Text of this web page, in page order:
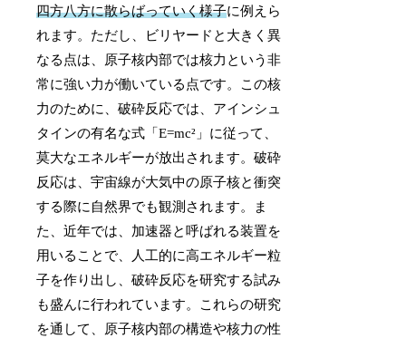
四方八方に散らばっていく様子に例えら
れます。ただし、ビリヤードと大きく異
なる点は、原子核内部では核力という非
常に強い力が働いている点です。この核
力のために、破砕反応では、アインシュ
タインの有名な式「E=mc²」に従って、
莫大なエネルギーが放出されます。破砕
反応は、宇宙線が大気中の原子核と衝突
する際に自然界でも観測されます。ま
た、近年では、加速器と呼ばれる装置を
用いることで、人工的に高エネルギー粒
子を作り出し、破砕反応を研究する試み
も盛んに行われています。これらの研究
を通して、原子核内部の構造や核力の性